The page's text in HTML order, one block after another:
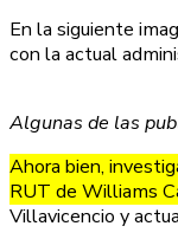
En la siguiente
con la actual
Algunas de las
Ahora bien,
RUT de Williams
Villavicencio y